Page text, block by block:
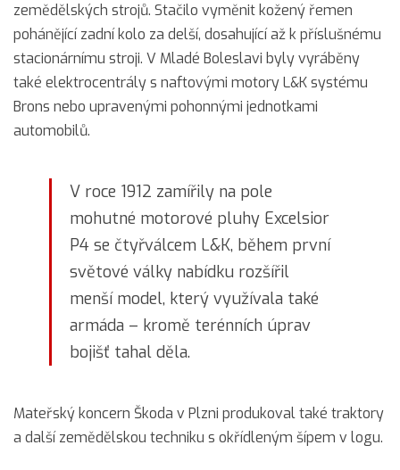
zemědělských strojů. Stačilo vyměnit kožený řemen
pohánějící zadní kolo za delší, dosahující až k příslušnému
stacionárnímu stroji. V Mladé Boleslavi byly vyráběny
také elektrocentrály s naftovými motory L&K systému
Brons nebo upravenými pohonnými jednotkami
automobilů.
V roce 1912 zamířily na pole
mohutné motorové pluhy Excelsior
P4 se čtyřválcem L&K, během první
světové války nabídku rozšířil
menší model, který využívala také
armáda – kromě terénních úprav
bojišť tahal děla.
Mateřský koncern Škoda v Plzni produkoval také traktory
a další zemědělskou techniku s okřídleným šípem v logu.